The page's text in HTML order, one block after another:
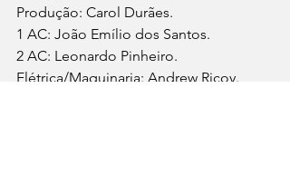
Produção: Carol Durães.
1 AC: João Emílio dos Santos.
2 AC: Leonardo Pinheiro.
Elétrica/Maquinaria: Andrew Ricoy.